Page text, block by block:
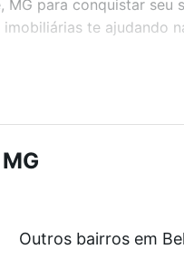
para conquistar seu
te ajudando
os filtros como
salão de festas
que custam a partir
Outros bairros em